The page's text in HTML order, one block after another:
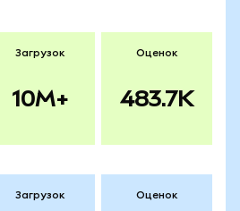
Загрузок
10M+
Оценок
483.7K
Загрузок Оценок